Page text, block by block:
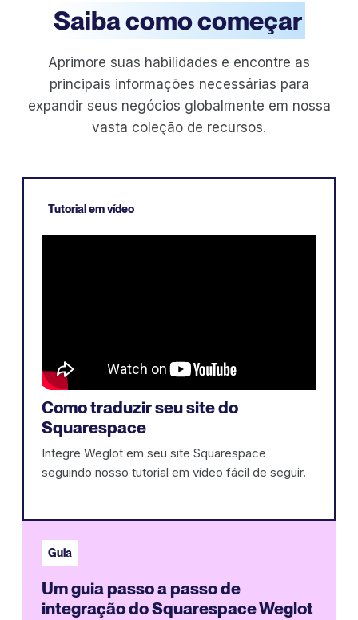
Saiba como começar
Aprimore suas habilidades e encontre as
principais informações necessárias para
expandir seus negócios globalmente em nossa
vasta coleção de recursos.
Tutorial em vídeo
Como traduzir seu site do
Squarespace
Integre Weglot em seu site Squarespace
seguindo nosso tutorial em vídeo fácil de seguir.
Guia
Um guia passo a passo de
integração do Squarespace Weglot